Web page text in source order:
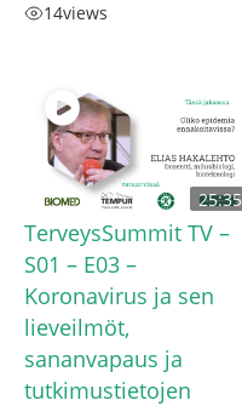
14views
25:35
TerveysSummit TV –
S01 – E03 –
Koronavirus ja sen
lieveilmöt,
sananvapaus ja
tutkimustietojen